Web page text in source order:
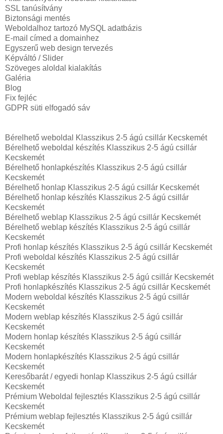
SSL tanúsítvány
Biztonsági mentés
Weboldalhoz tartozó MySQL adatbázis
E-mail címed a domainhez
Egyszerű web design tervezés
Képváltó / Slider
Szöveges aloldal kialakítás
Galéria
Blog
Fix fejléc
GDPR süti elfogadó sáv
Bérelhető weboldal Klasszikus 2-5 ágú csillár Kecskemét
Bérelhető weboldal‎ készítés Klasszikus 2-5 ágú csillár
Kecskemét
Bérelhető honlapkészítés Klasszikus 2-5 ágú csillár
Kecskemét
Bérelhető honlap Klasszikus 2-5 ágú csillár Kecskemét
Bérelhető honlap készítés Klasszikus 2-5 ágú csillár
Kecskemét
Bérelhető weblap Klasszikus 2-5 ágú csillár Kecskemét
Bérelhető weblap készítés Klasszikus 2-5 ágú csillár
Kecskemét
Profi honlap készítés Klasszikus 2-5 ágú csillár Kecskemét
Profi weboldal készítés Klasszikus 2-5 ágú csillár
Kecskemét
Profi weblap készítés Klasszikus 2-5 ágú csillár Kecskemét
Profi honlapkészítés Klasszikus 2-5 ágú csillár Kecskemét
Modern weboldal készítés Klasszikus 2-5 ágú csillár
Kecskemét
Modern weblap készítés Klasszikus 2-5 ágú csillár
Kecskemét
Modern honlap készítés Klasszikus 2-5 ágú csillár
Kecskemét
Modern honlapkészítés Klasszikus 2-5 ágú csillár
Kecskemét
Keresőbarát / egyedi honlap‎ Klasszikus 2-5 ágú csillár
Kecskemét
Prémium Weboldal fejlesztés‎ Klasszikus 2-5 ágú csillár
Kecskemét
Prémium weblap fejlesztés‎ Klasszikus 2-5 ágú csillár
Kecskemét